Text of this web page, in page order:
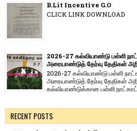
B.Lit Incentive G.O
CLICK LINK DOWNLOAD
2026-27 கல்வியாண்டு பள்ளி
அரையாண்டுத் தேர்வு தேதிகள்
2026-27 கல்வியாண்டு பள்ளி
அரையாண்டுத் தேர்வு தேதிகள்
கல்வியாண்டுக்கான பள்ளி
RECENT POSTS